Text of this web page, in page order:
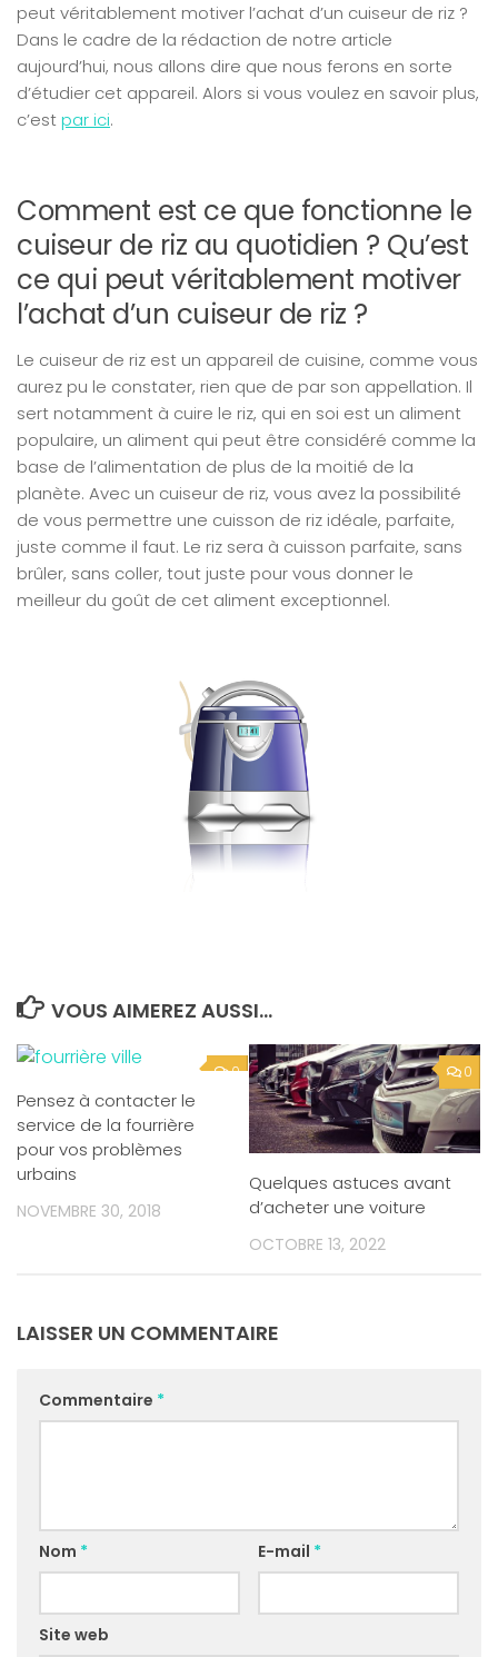
peut véritablement motiver l’achat d’un cuiseur de riz ?
Dans le cadre de la rédaction de notre article
aujourd’hui, nous allons dire que nous ferons en sorte
d’étudier cet appareil. Alors si vous voulez en savoir plus,
c’estpar ici.
Comment est ce que fonctionne le
cuiseur de riz au quotidien ? Qu’est
ce qui peut véritablement motiver
l’achat d’un cuiseur de riz ?
Le cuiseur de riz est un appareil de cuisine, comme vous
aurez pu le constater, rien que de par son appellation. Il
sert notamment à cuire le riz, qui en soi est un aliment
populaire, un aliment qui peut être considéré comme la
base de l’alimentation de plus de la moitié de la
planète. Avec un cuiseur de riz, vous avez la possibilité
de vous permettre une cuisson de riz idéale, parfaite,
juste comme il faut. Le riz sera à cuisson parfaite, sans
brûler, sans coller, tout juste pour vous donner le
meilleur du goût de cet aliment exceptionnel.
VOUS AIMEREZ AUSSI...
0
Pensez à contacter le
service de la fourrière
pour vos problèmes
urbains
NOVEMBRE 30, 2018
0
Quelques astuces avant
d’acheter une voiture
OCTOBRE 13, 2022
LAISSER UN COMMENTAIRE
Commentaire *
Nom * E-mail *
Site web